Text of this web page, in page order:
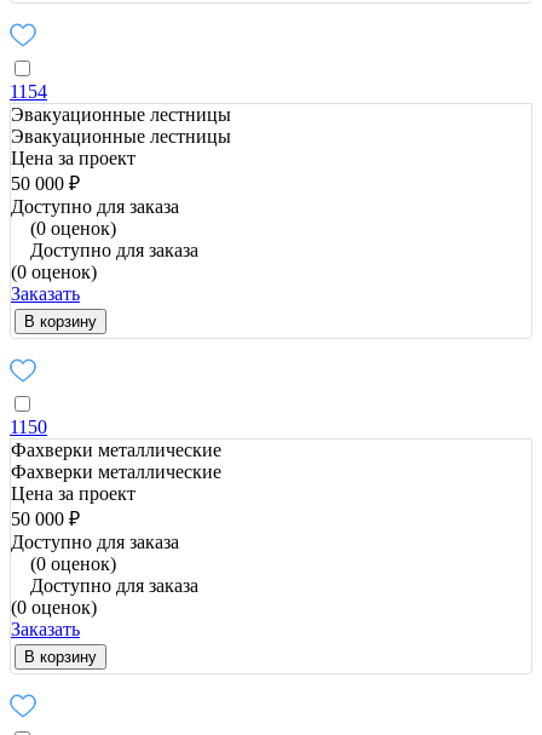
1154
Эвакуационные лестницы
Эвакуационные лестницы
Цена за проект
50 000 ₽
Доступно для заказа
(0 оценок)
Доступно для заказа
(0 оценок)
Заказать
В корзину
1150
Фахверки металлические
Фахверки металлические
Цена за проект
50 000 ₽
Доступно для заказа
(0 оценок)
Доступно для заказа
(0 оценок)
Заказать
В корзину